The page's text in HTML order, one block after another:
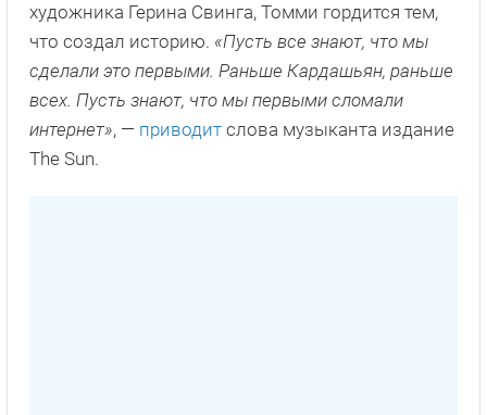
художника Герина Свинга, Томми гордится тем,
что создал историю. «Пусть все знают, что мы
сделали это первыми. Раньше Кардашьян, раньше
всех. Пусть знают, что мы первыми сломали
интернет», — приводит слова музыканта издание
The Sun.